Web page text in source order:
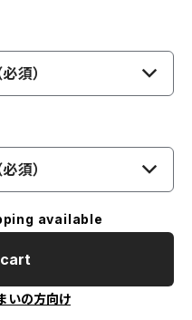
須）
須）
available
いの方向け